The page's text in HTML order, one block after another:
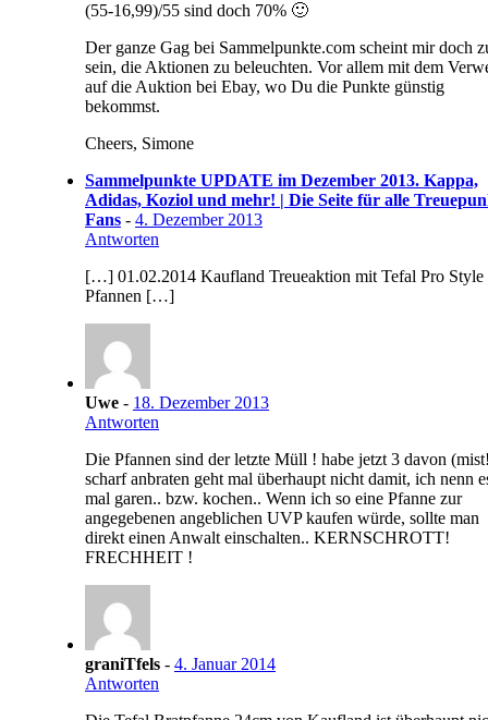
(55-16,99)/55 sind doch 70% 🙂
Der ganze Gag bei Sammelpunkte.com scheint mir doch
sein, die Aktionen zu beleuchten. Vor allem mit dem
auf die Auktion bei Ebay, wo Du die Punkte günstig
bekommst.
Cheers, Simone
Sammelpunkte UPDATE im Dezember 2013. Kappa,
Adidas, Koziol und mehr! | Die Seite für alle
Fans - 4. Dezember 2013
Antworten
[…] 01.02.2014 Kaufland Treueaktion mit Tefal Pro Style
Pfannen […]
Uwe - 18. Dezember 2013
Antworten
Die Pfannen sind der letzte Müll ! habe jetzt 3 davon
scharf anbraten geht mal überhaupt nicht damit, ich nenn
mal garen.. bzw. kochen.. Wenn ich so eine Pfanne zur
angegebenen angeblichen UVP kaufen würde, sollte man
direkt einen Anwalt einschalten.. KERNSCHROTT!
FRECHHEIT !
graniTfels - 4. Januar 2014
Antworten